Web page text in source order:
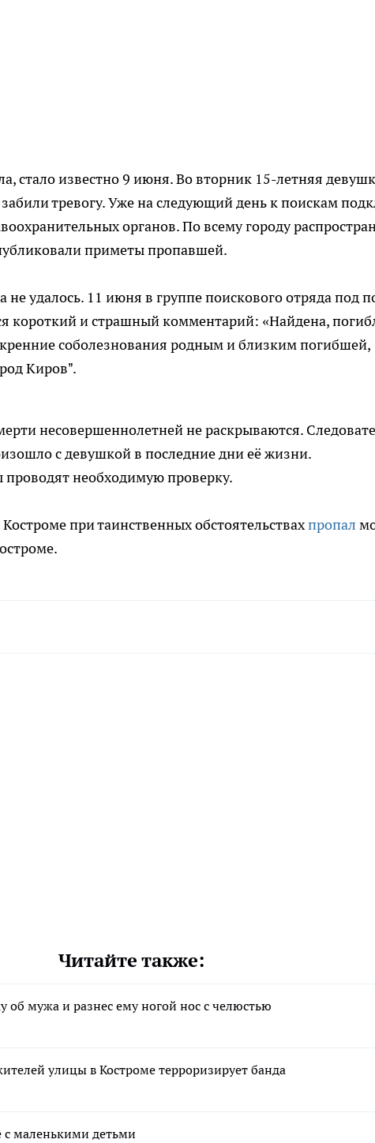
стало известно 9 июня. Во вторник 15-летняя
тревогу. Уже на следующий день к поискам
органов. По всему городу
приметы пропавшей.
не удалось. 11 июня в группе поискового отряда под
короткий и страшный комментарий: «Найдена,
соболезнования родным и близким погибшей,
Киров".
несовершеннолетней не раскрываются.
с девушкой в последние дни её жизни.
необходимую проверку.
при таинственных обстоятельствахпропал
Читайте также:
об мужа и разнес ему ногой нос с челюстью
улицы в Костроме терроризирует банда
с маленькими детьми